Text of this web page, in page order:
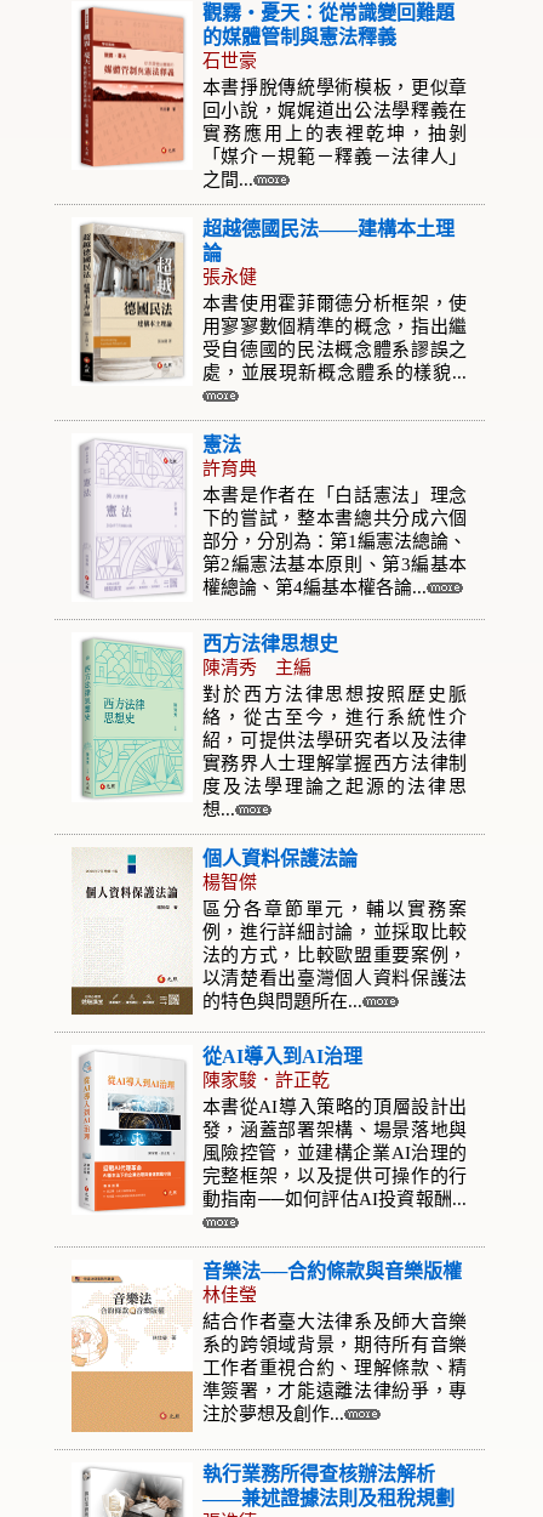
觀霧‧憂天：從常識變回難題
的媒體管制與憲法釋義
石世豪
本書掙脫傳統學術模板，更似章
回小說，娓娓道出公法學釋義在
實務應用上的表裡乾坤，抽剝
「媒介－規範－釋義－法律人」
之間...
超越德國民法——建構本土理
論
張永健
本書使用霍菲爾德分析框架，使
用寥寥數個精準的概念，指出繼
受自德國的民法概念體系謬誤之
處，並展現新概念體系的樣貌...
憲法
許育典
本書是作者在「白話憲法」理念
下的嘗試，整本書總共分成六個
部分，分別為：第1編憲法總論、
第2編憲法基本原則、第3編基本
權總論、第4編基本權各論...
西方法律思想史
陳清秀 主編
對於西方法律思想按照歷史脈
絡，從古至今，進行系統性介
紹，可提供法學研究者以及法律
實務界人士理解掌握西方法律制
度及法學理論之起源的法律思
想...
個人資料保護法論
楊智傑
區分各章節單元，輔以實務案
例，進行詳細討論，並採取比較
法的方式，比較歐盟重要案例，
以清楚看出臺灣個人資料保護法
的特色與問題所在...
從AI導入到AI治理
陳家駿．許正乾
本書從AI導入策略的頂層設計出
發，涵蓋部署架構、場景落地與
風險控管，並建構企業AI治理的
完整框架，以及提供可操作的行
動指南──如何評估AI投資報酬...
音樂法──合約條款與音樂版權
林佳瑩
結合作者臺大法律系及師大音樂
系的跨領域背景，期待所有音樂
工作者重視合約、理解條款、精
準簽署，才能遠離法律紛爭，專
注於夢想及創作...
執行業務所得查核辦法解析
——兼述證據法則及租稅規劃